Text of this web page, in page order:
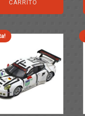
14,30€.11,25€.
CARRITO